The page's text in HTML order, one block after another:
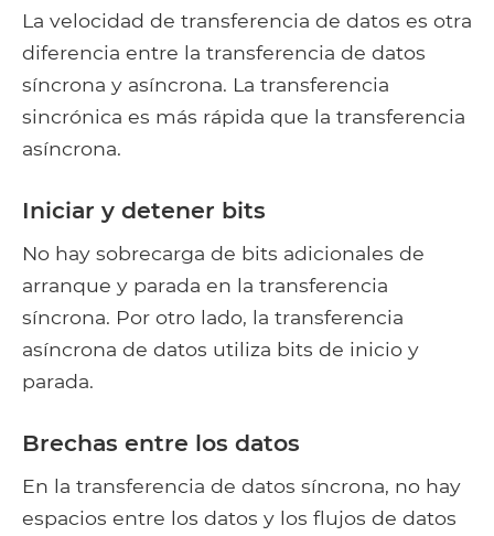
La velocidad de transferencia de datos es otra
diferencia entre la transferencia de datos
síncrona y asíncrona. La transferencia
sincrónica es más rápida que la transferencia
asíncrona.
Iniciar y detener bits
No hay sobrecarga de bits adicionales de
arranque y parada en la transferencia
síncrona. Por otro lado, la transferencia
asíncrona de datos utiliza bits de inicio y
parada.
Brechas entre los datos
En la transferencia de datos síncrona, no hay
espacios entre los datos y los flujos de datos